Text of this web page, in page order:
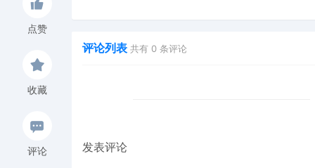
点赞
收藏
评论
评论列表 共有 0 条评论
发表评论